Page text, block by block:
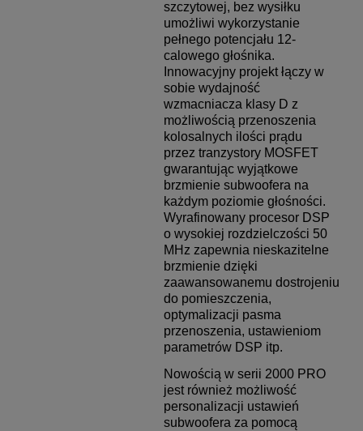
szczytowej, bez wysiłku
umożliwi wykorzystanie
pełnego potencjału 12-
calowego głośnika.
Innowacyjny projekt łączy w
sobie wydajność
wzmacniacza klasy D z
możliwością przenoszenia
kolosalnych ilości prądu
przez tranzystory MOSFET
gwarantując wyjątkowe
brzmienie subwoofera na
każdym poziomie głośności.
Wyrafinowany procesor DSP
o wysokiej rozdzielczości 50
MHz zapewnia nieskazitelne
brzmienie dzięki
zaawansowanemu dostrojeniu
do pomieszczenia,
optymalizacji pasma
przenoszenia, ustawieniom
parametrów DSP itp.
Nowością w serii 2000 PRO
jest również możliwość
personalizacji ustawień
subwoofera za pomocą